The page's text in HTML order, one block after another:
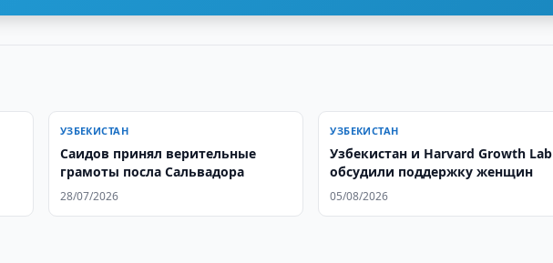
УЗБЕКИСТАН
Саидов принял верительные
грамоты посла Сальвадора
28/07/2026
УЗБЕКИСТАН
Узбекистан и Harvard Growth Lab
обсудили поддержку женщин
05/08/2026